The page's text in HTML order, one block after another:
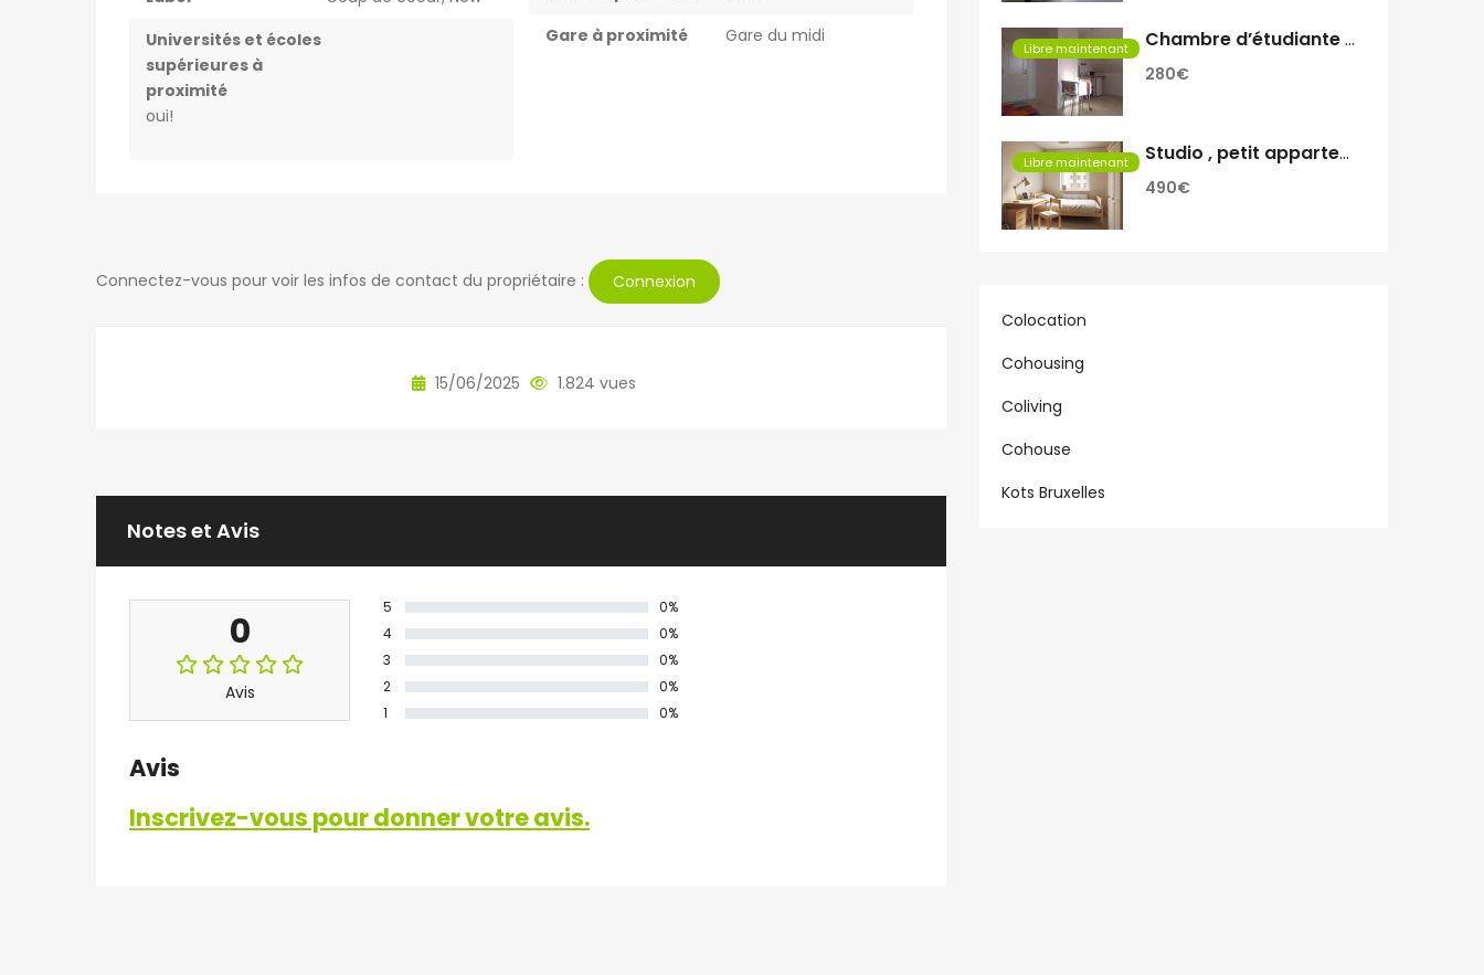
Universités et écoles
supérieures à
proximité
oui!
Gare à proximité
Gare du midi
Connectez-vous pour voir les infos de contact du propriétaire : Connexion
15/06/2025 1.824 vues
Notes et Avis
0
Avis
5
0%
4
0%
3
0%
2
0%
1
0%
Avis
Inscrivez-vous pour donner votre avis.
Libre maintenant Chambre d’étudiante a louer
280€
Libre maintenant Studio , petit appartement
490€
Colocation
Cohousing
Coliving
Cohouse
Kots Bruxelles